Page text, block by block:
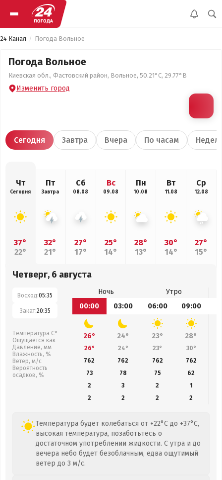
24 Канал Погода Вольное
Погода Вольное
Киевская обл., Фастовский район, Вольное, 50.21°С, 29.77°В
Изменить город
Сегодня Завтра Вчера По часам
Чт
Сегодня
37°
22°
Пт
Завтра
32°
21°
Сб
08.08
27°
17°
Вс
09.08
25°
14°
Пн
10.08
28°
13°
Вт
11.08
30°
14°
Ср
12.08
27°
15°
Четверг, 6 августа
Восход:05:35
Закат:20:35
Температура С°
Ощущается как
Давление, мм
Влажность, %
Ветер, м/с
Вероятность
осадков, %
Ночь
Утро
00:00
03:00 06:00 09:00
26° 24° 23° 28°
26° 24° 23° 30°
762
762 762 762
73
78 75 62
2
3 2
1
2
2 2 2
Температура будет колебаться от +22°C до +37°C,
высокая температура, позаботьтесь о
достаточном употреблении жидкости. С утра и до
вечера небо будет безоблачным, едва ощутимый
ветер до 3 м/с.